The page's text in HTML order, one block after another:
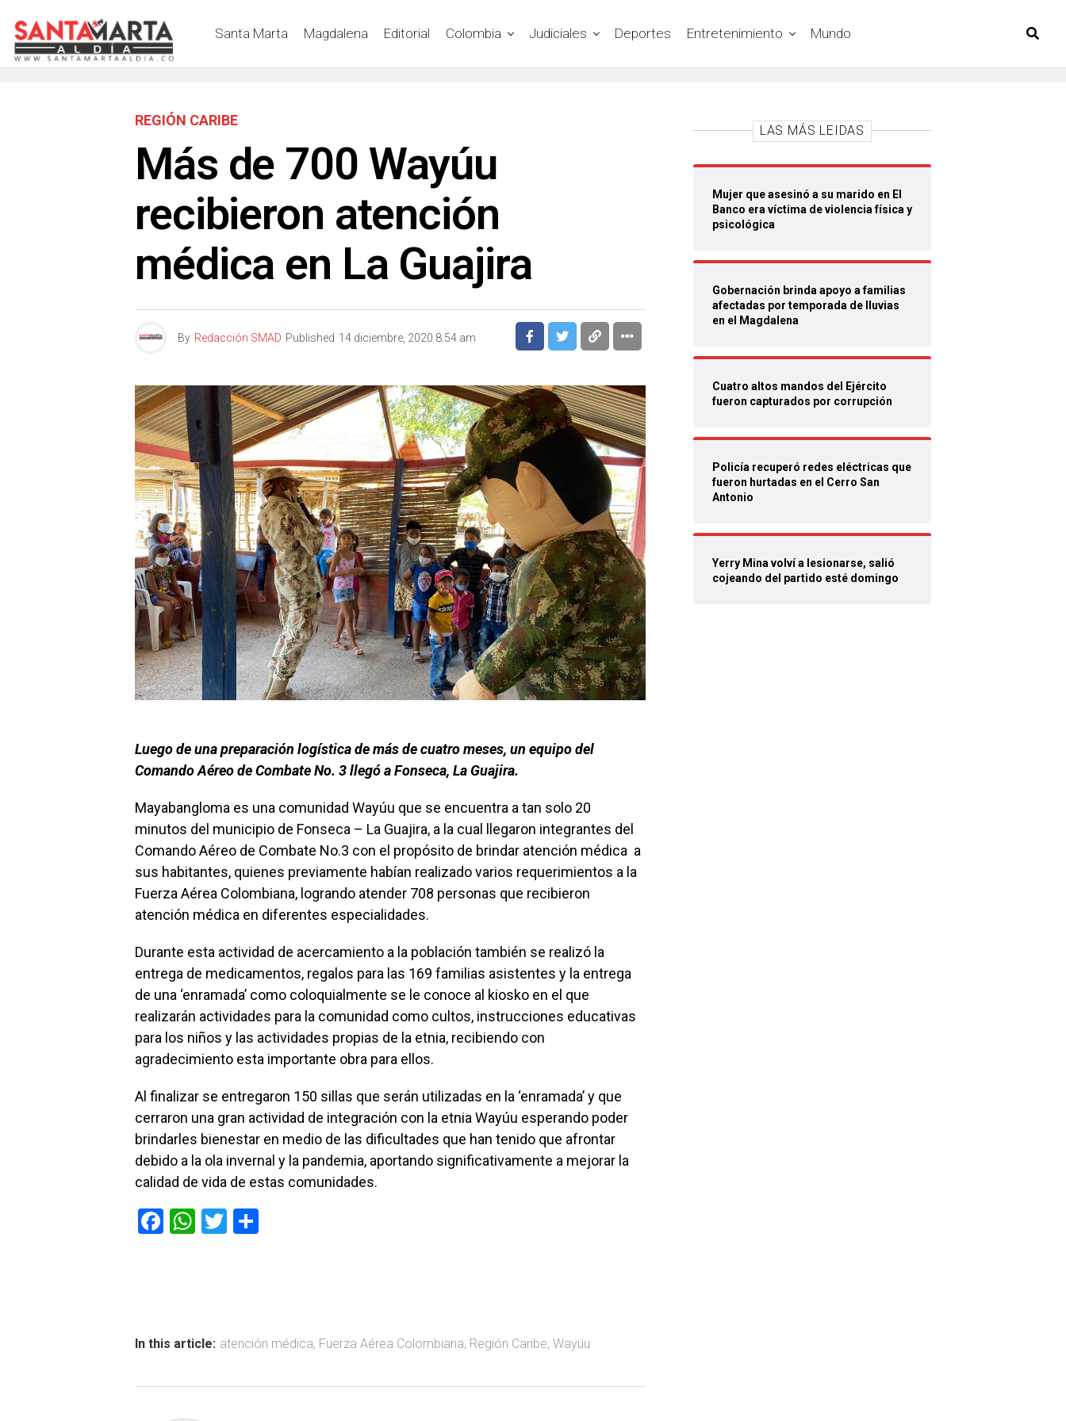
Santa Marta Magdalena Editorial Colombia Judiciales Deportes Entretenimiento Mundo
REGIÓN CARIBE
Más de 700 Wayúu
recibieron atención
médica en La Guajira
By Redacción SMAD Published 14 diciembre, 2020 8:54 am
Luego de una preparación logística de más de cuatro meses, un equipo del
Comando Aéreo de Combate No. 3 llegó a Fonseca, La Guajira.
Mayabangloma es una comunidad Wayúu que se encuentra a tan solo 20
minutos del municipio de Fonseca – La Guajira, a la cual llegaron integrantes del
Comando Aéreo de Combate No.3 con el propósito de brindar atención médica a
sus habitantes, quienes previamente habían realizado varios requerimientos a la
Fuerza Aérea Colombiana, logrando atender 708 personas que recibieron
atención médica en diferentes especialidades.
Durante esta actividad de acercamiento a la población también se realizó la
entrega de medicamentos, regalos para las 169 familias asistentes y la entrega
de una ‘enramada’ como coloquialmente se le conoce al kiosko en el que
realizarán actividades para la comunidad como cultos, instrucciones educativas
para los niños y las actividades propias de la etnia, recibiendo con
agradecimiento esta importante obra para ellos.
Al finalizar se entregaron 150 sillas que serán utilizadas en la ‘enramada’ y que
cerraron una gran actividad de integración con la etnia Wayúu esperando poder
brindarles bienestar en medio de las dificultades que han tenido que afrontar
debido a la ola invernal y la pandemia, aportando significativamente a mejorar la
calidad de vida de estas comunidades.
F
ok
W
p
T
tir
In this article: atención médica, Fuerza Aérea Colombiana, Región Caribe, Wayúu
LAS MÁS LEIDAS
Mujer que asesinó a su marido en El
Banco era víctima de violencia física y
psicológica
Gobernación brinda apoyo a familias
afectadas por temporada de lluvias
en el Magdalena
Cuatro altos mandos del Ejército
fueron capturados por corrupción
Policía recuperó redes eléctricas que
fueron hurtadas en el Cerro San
Antonio
Yerry Mina volví a lesionarse, salió
cojeando del partido esté domingo